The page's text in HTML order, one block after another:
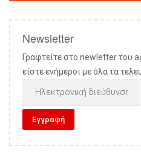
Newsletter
Γραφτείτε στο newletter του
είστε ενήμεροι με όλα τα